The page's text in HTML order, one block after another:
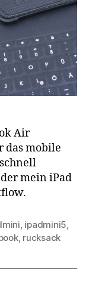
Air
das mobile
mein iPad
ipadmini5
, rucksack